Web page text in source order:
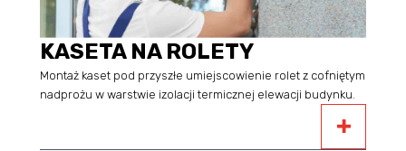
KASETA NA ROLETY
Montaż kaset pod przyszłe umiejscowienie rolet z cofniętym
nadprożu w warstwie izolacji termicznej elewacji budynku.